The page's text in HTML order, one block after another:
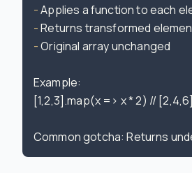
-
-
- Original array unchanged
Example:
[1,2,3].map(x => x * 2) // [2,4,6]